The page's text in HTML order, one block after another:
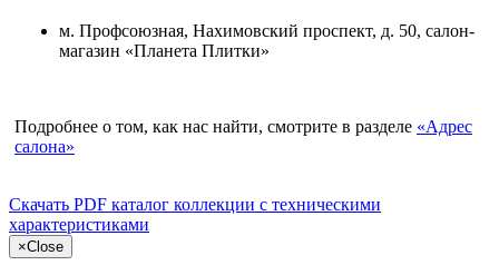
м. Профсоюзная, Нахимовский проспект, д. 50, салон-
магазин «Планета Плитки»
Подробнее о том, как нас найти, смотрите в разделе «Адрес
салона»
Скачать PDF каталог коллекции с техническими
характеристиками
×Close